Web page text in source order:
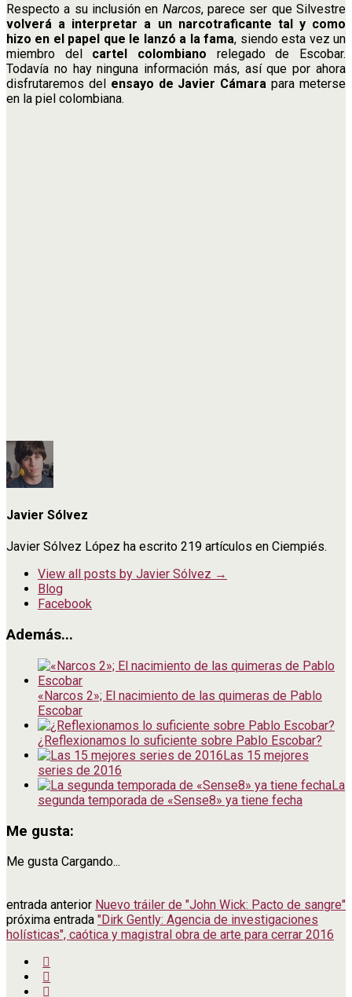
Respecto a su inclusión en Narcos, parece ser que Silvestre
volverá a interpretar a un narcotraficante tal y como
hizo en el papel que le lanzó a la fama, siendo esta vez un
miembro delcartel colombiano relegado de Escobar.
Todavía no hay ninguna información más, así que por ahora
disfrutaremos delensayo de Javier Cámara para meterse
en la piel colombiana.
Javier Sólvez
Javier Sólvez López ha escrito 219 artículos en Ciempiés.
View all posts by Javier Sólvez →
Blog
Facebook
Además...
«Narcos 2»; El nacimiento de las quimeras de Pablo
Escobar
¿Reflexionamos lo suficiente sobre Pablo Escobar?
Las 15 mejores
series de 2016
La
segunda temporada de «Sense8» ya tiene fecha
Me gusta:
Me gusta Cargando...
entrada anterior Nuevo tráiler de "John Wick: Pacto de sangre"
próxima entrada "Dirk Gently: Agencia de investigaciones
holísticas", caótica y magistral obra de arte para cerrar 2016